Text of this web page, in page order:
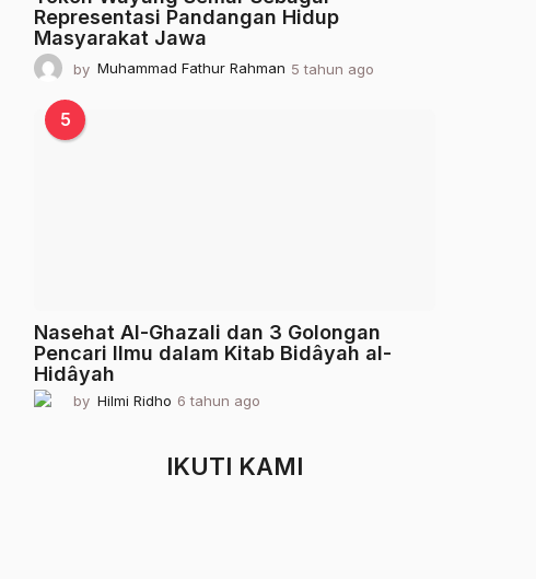
Representasi Pandangan Hidup
Masyarakat Jawa
by Muhammad Fathur Rahman 5 tahun ago
5
Nasehat Al-Ghazali dan 3 Golongan
Pencari Ilmu dalam Kitab Bidâyah al-
Hidâyah
by Hilmi Ridho 6 tahun ago
h
u
IKUTI KAMI